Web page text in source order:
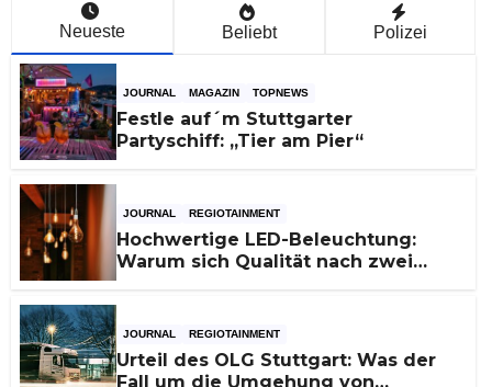
Neueste Beliebt Polizei
JOURNAL MAGAZIN TOPNEWS
Festle auf´m Stuttgarter
Partyschiff: „Tier am Pier“
JOURNAL REGIOTAINMENT
Hochwertige LED-Beleuchtung:
Warum sich Qualität nach zwei
JOURNAL REGIOTAINMENT
Urteil des OLG Stuttgart: Was der
Fall um die Umgehung von